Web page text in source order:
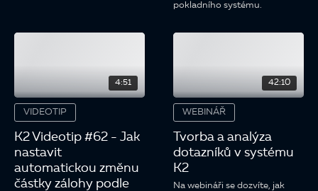
pokladního systému.
4:51
VIDEOTIP
K2 Videotip #62 - Jak
nastavit
automatickou změnu
částky zálohy podle
42:10
WEBINÁŘ
Tvorba a analýza
dotazníků v systému
K2
Na webináři se dozvíte, jak